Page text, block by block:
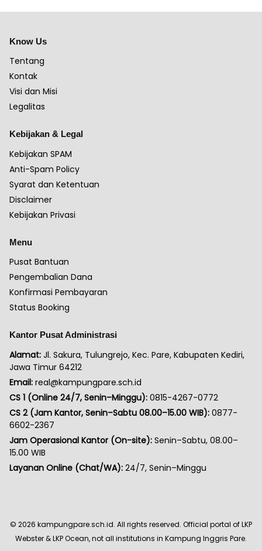
Know Us
Tentang
Kontak
Visi dan Misi
Legalitas
Kebijakan & Legal
Kebijakan SPAM
Anti-Spam Policy
Syarat dan Ketentuan
Disclaimer
Kebijakan Privasi
Menu
Pusat Bantuan
Pengembalian Dana
Konfirmasi Pembayaran
Status Booking
Kantor Pusat Administrasi
Alamat: Jl. Sakura, Tulungrejo, Kec. Pare, Kabupaten Kediri,
Jawa Timur 64212
Email: real@kampungpare.sch.id
CS 1 (Online 24/7, Senin–Minggu): 0815-4267-0772
CS 2 (Jam Kantor, Senin–Sabtu 08.00–15.00 WIB): 0877-
6602-2367
Jam Operasional Kantor (On-site): Senin–Sabtu, 08.00–
15.00 WIB
Layanan Online (Chat/WA): 24/7, Senin–Minggu
© 2026 kampungpare.sch.id. All rights reserved. Official portal of LKP
Webster & LKP Ocean, not all institutions in Kampung Inggris Pare.